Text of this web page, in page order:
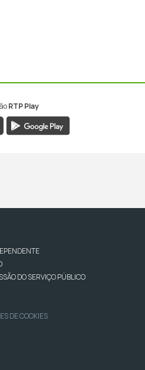
RTP Play
DO SERVIÇO PÚBLICO
DE COOKIES